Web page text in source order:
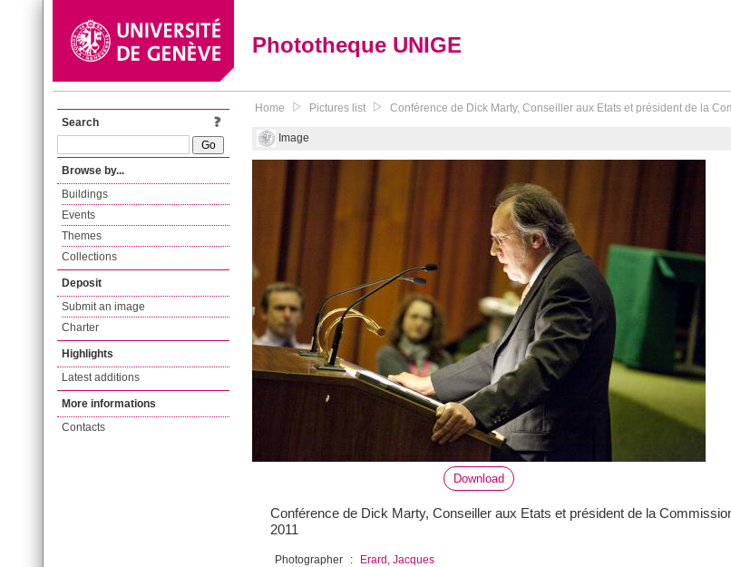
Phototheque UNIGE
Search
Browse by...
Buildings
Events
Themes
Collections
Deposit
Submit an image
Charter
Highlights
Latest additions
More informations
Contacts
Home Pictures list Conférence de Dick Marty, Conseiller aux Etats et président de la
Image
Download
Conférence de Dick Marty, Conseiller aux Etats et président de la
2011
Photographer : Erard, Jacques